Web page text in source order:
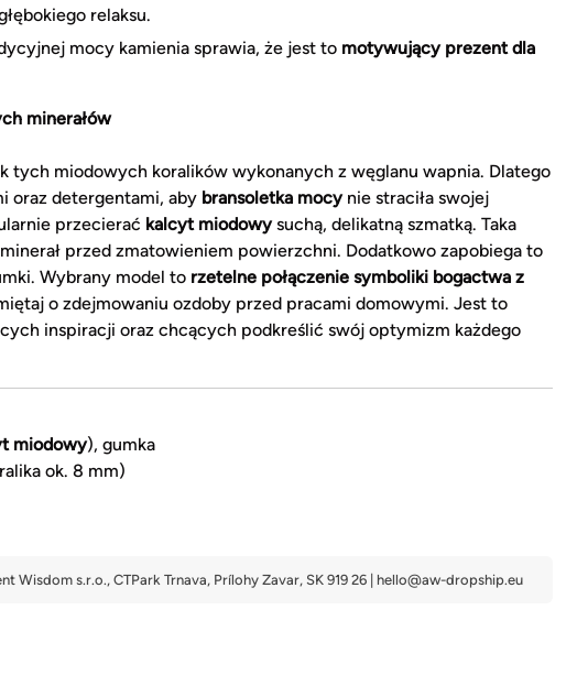
relaksu.
mocy kamienia sprawia, że jest to motywujący prezent dla
minerałów
tych miodowych koralików wykonanych z węglanu wapnia. Dlatego
oraz detergentami, aby bransoletka mocynie straciła swojej
przecierać kalcyt miodowysuchą, delikatną szmatką. Taka
przed zmatowieniem powierzchni. Dodatkowo zapobiega to
Wybrany model to rzetelne połączenie symboliki bogactwa z
o zdejmowaniu ozdoby przed pracami domowymi. Jest to
inspiracji oraz chcących podkreślić swój optymizm każdego
miodowy), gumka
ok. 8 mm)